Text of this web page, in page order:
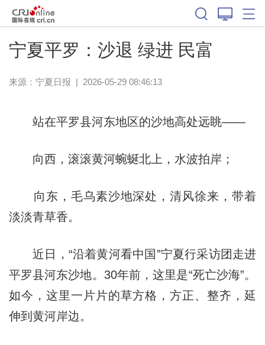
宁夏平罗：沙退 绿进 民富
来源： 宁夏日报 | 2026-05-29 08:46:13
站在平罗县河东地区的沙地高处远眺——
向西，滚滚黄河蜿蜒北上，水波拍岸；
向东，毛乌素沙地深处，清风徐来，带着
淡淡青草香。
近日，“沿着黄河看中国”宁夏行采访团走进
平罗县河东沙地。30年前，这里是“死亡沙海”。
如今，这里一片片的草方格，方正、整齐，延
伸到黄河岸边。